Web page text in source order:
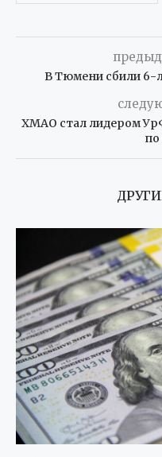
В Тюмени сбили 6-
ХМАО стал лидером
по